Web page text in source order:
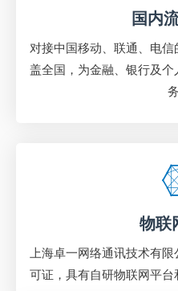
国内
对接中国移动、联通、电
盖全国，为金融、银行及
物联
上海卓一网络通讯技术有
可证，具有自研物联网平台